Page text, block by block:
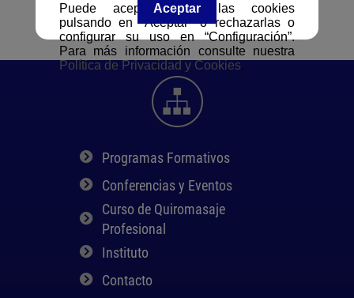
Puede aceptar todas las cookies
pulsando en “Aceptar" o rechazarlas o
configurar su uso en “Configuración”.
Para más información consulte nuestra
Política de Privacidad y Cookies.
Aceptar
Programas Formativos
Conferencias y Eventos
Curso de Quiromasaje
Profesional
Instituto
Contacto